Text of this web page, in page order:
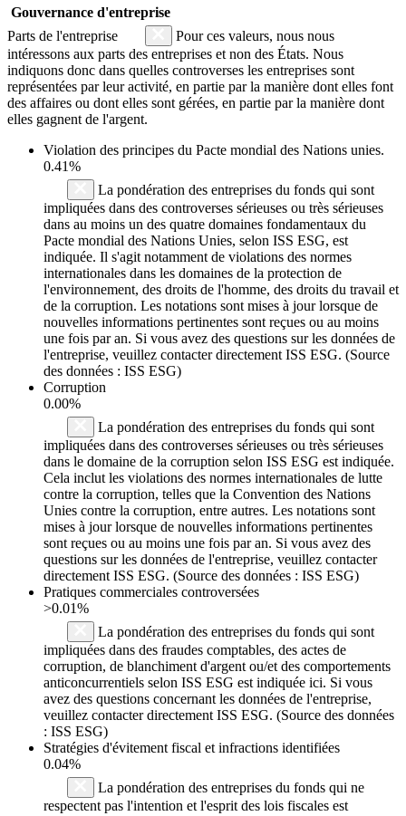
Gouvernance d'entreprise
Parts de l'entreprise
Pour ces valeurs, nous nous
intéressons aux parts des entreprises et non des États. Nous
indiquons donc dans quelles controverses les entreprises sont
représentées par leur activité, en partie par la manière dont elles font
des affaires ou dont elles sont gérées, en partie par la manière dont
elles gagnent de l'argent.
Violation des principes du Pacte mondial des Nations unies.
0.41%
La pondération des entreprises du fonds qui sont
impliquées dans des controverses sérieuses ou très sérieuses
dans au moins un des quatre domaines fondamentaux du
Pacte mondial des Nations Unies, selon ISS ESG, est
indiquée. Il s'agit notamment de violations des normes
internationales dans les domaines de la protection de
l'environnement, des droits de l'homme, des droits du travail et
de la corruption. Les notations sont mises à jour lorsque de
nouvelles informations pertinentes sont reçues ou au moins
une fois par an. Si vous avez des questions sur les données de
l'entreprise, veuillez contacter directement ISS ESG. (Source
des données : ISS ESG)
Corruption
0.00%
La pondération des entreprises du fonds qui sont
impliquées dans des controverses sérieuses ou très sérieuses
dans le domaine de la corruption selon ISS ESG est indiquée.
Cela inclut les violations des normes internationales de lutte
contre la corruption, telles que la Convention des Nations
Unies contre la corruption, entre autres. Les notations sont
mises à jour lorsque de nouvelles informations pertinentes
sont reçues ou au moins une fois par an. Si vous avez des
questions sur les données de l'entreprise, veuillez contacter
directement ISS ESG. (Source des données : ISS ESG)
Pratiques commerciales controversées
>0.01%
La pondération des entreprises du fonds qui sont
impliquées dans des fraudes comptables, des actes de
corruption, de blanchiment d'argent ou/et des comportements
anticoncurrentiels selon ISS ESG est indiquée ici. Si vous
avez des questions concernant les données de l'entreprise,
veuillez contacter directement ISS ESG. (Source des données
: ISS ESG)
Stratégies d'évitement fiscal et infractions identifiées
0.04%
La pondération des entreprises du fonds qui ne
respectent pas l'intention et l'esprit des lois fiscales est